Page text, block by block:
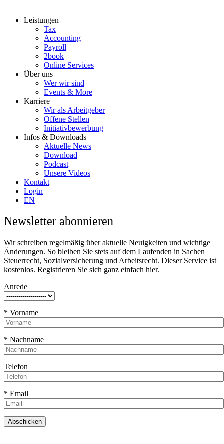
Leistungen
Tax
Accounting
Payroll
2book
Online Services
Über uns
Wer wir sind
Events & More
Karriere
Wir als Arbeitgeber
Offene Stellen
Initiativbewerbung
Infos & Downloads
Aktuelle News
Download
Podcast
Unsere Videos
Kontakt
Login
EN
Newsletter abonnieren
Wir schreiben regelmäßig über aktuelle Neuigkeiten und wichtige
Änderungen. So bleiben Sie stets auf dem Laufenden in Sachen
Steuerrecht, Sozialversicherung und Arbeitsrecht. Dieser Service ist
kostenlos. Registrieren Sie sich ganz einfach hier.
Anrede
* Vorname
* Nachname
Telefon
* Email